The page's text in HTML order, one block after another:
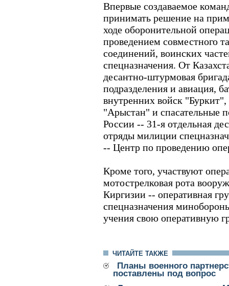
Впервые создаваемое
принимать решение на
ходе оборонительной
проведением совместного
соединений, воинских
спецназначения. От
десантно-штурмовая
подразделения и авиация,
внутренних войск "Буркит",
"Арыстан" и спасательные
России -- 31-я отдельная
отряды милиции
-- Центр по проведению
Кроме того, участвуют
мотострелковая рота
Киргизии -- оперативная
спецназначения
учения свою оперативную
ЧИТАЙТЕ ТАКЖЕ
Планы военного
поставлены под вопрос